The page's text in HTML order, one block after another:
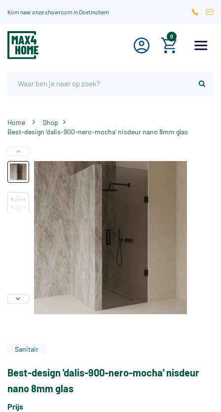
Kom naar onze showroom in Doetinchem
0
Home
Shop
Best-design 'dalis-900-nero-mocha' nisdeur nano 8mm glas
Sanitair
Best-design 'dalis-900-nero-mocha' nisdeur
nano 8mm glas
Prijs